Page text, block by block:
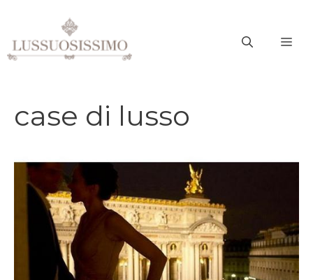
contenuto
case di lusso